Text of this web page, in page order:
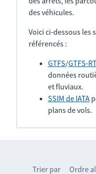
des véhicules.
Voici ci-dessous les
référencés :
GTFS/GTFS-
données
et fluviaux.
SSIM de IATA
plans de vols.
Trier par Ordre